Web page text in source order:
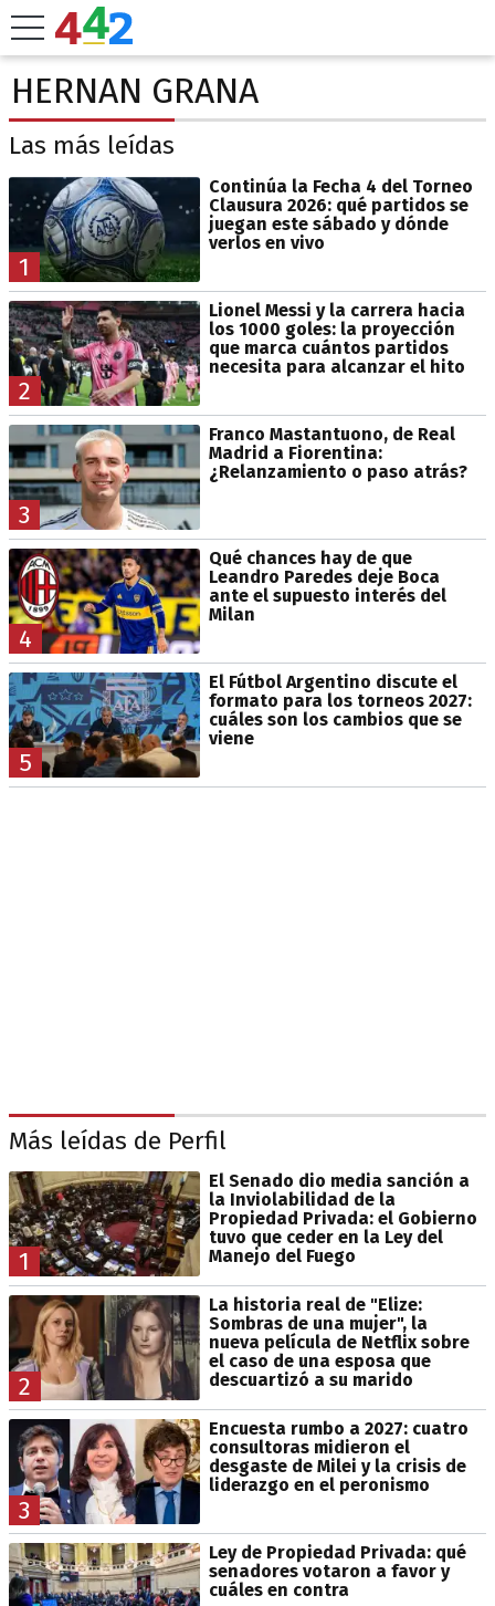
HERNAN GRANA
Las más leídas
1
Continúa la Fecha 4 del Torneo
Clausura 2026: qué partidos se
juegan este sábado y dónde
verlos en vivo
2
Lionel Messi y la carrera hacia
los 1000 goles: la proyección
que marca cuántos partidos
necesita para alcanzar el hito
3
Franco Mastantuono, de Real
Madrid a Fiorentina:
¿Relanzamiento o paso atrás?
4
Qué chances hay de que
Leandro Paredes deje Boca
ante el supuesto interés del
Milan
5
El Fútbol Argentino discute el
formato para los torneos 2027:
cuáles son los cambios que se
viene
Más leídas de Perfil
1
El Senado dio media sanción a
la Inviolabilidad de la
Propiedad Privada: el Gobierno
tuvo que ceder en la Ley del
Manejo del Fuego
2
La historia real de "Elize:
Sombras de una mujer", la
nueva película de Netflix sobre
el caso de una esposa que
descuartizó a su marido
3
Encuesta rumbo a 2027: cuatro
consultoras midieron el
desgaste de Milei y la crisis de
liderazgo en el peronismo
Ley de Propiedad Privada: qué
senadores votaron a favor y
cuáles en contra